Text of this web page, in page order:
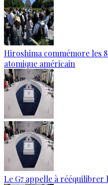
Hiroshima commémore les
atomique américain
Le G7 appelle à rééquilibrer